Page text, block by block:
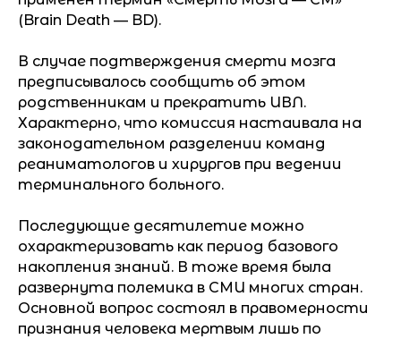
(Brain Death — BD).
В случае подтверждения смерти мозга
предписывалось сообщить об этом
родственникам и прекратить ИВЛ.
Характерно, что комиссия настаивала на
законодательном разделении команд
реаниматологов и хирургов при ведении
терминального больного.
Последующие десятилетие можно
охарактеризовать как период базового
накопления знаний. В тоже время была
развернута полемика в СМИ многих стран.
Основной вопрос состоял в правомерности
признания человека мертвым лишь по